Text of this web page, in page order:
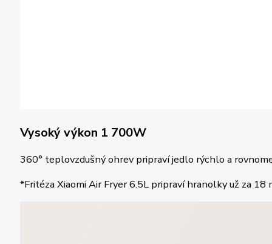
Vysoký výkon 1 700W
360° teplovzdušný ohrev pripraví jedlo rýchlo a
*Fritéza Xiaomi Air Fryer 6.5L pripraví hranolky už za